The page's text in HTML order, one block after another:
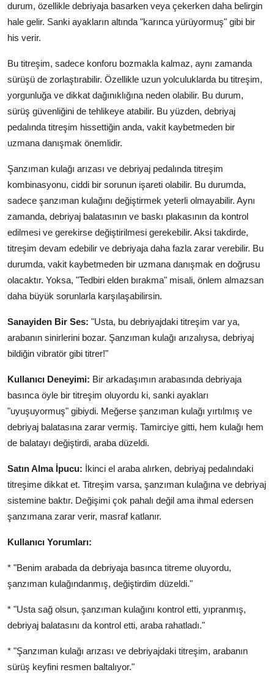
durum, özellikle debriyaja basarken veya çekerken daha belirgin
hale gelir. Sanki ayakların altında "karınca yürüyormuş" gibi bir
his verir.
Bu titreşim, sadece konforu bozmakla kalmaz, aynı zamanda
sürüşü de zorlaştırabilir. Özellikle uzun yolculuklarda bu titreşim,
yorgunluğa ve dikkat dağınıklığına neden olabilir. Bu durum,
sürüş güvenliğini de tehlikeye atabilir. Bu yüzden, debriyaj
pedalında titreşim hissettiğin anda, vakit kaybetmeden bir
uzmana danışmak önemlidir.
Şanzıman kulağı arızası ve debriyaj pedalında titreşim
kombinasyonu, ciddi bir sorunun işareti olabilir. Bu durumda,
sadece şanzıman kulağını değiştirmek yeterli olmayabilir. Aynı
zamanda, debriyaj balatasının ve baskı plakasının da kontrol
edilmesi ve gerekirse değiştirilmesi gerekebilir. Aksi takdirde,
titreşim devam edebilir ve debriyaja daha fazla zarar verebilir. Bu
durumda, vakit kaybetmeden bir uzmana danışmak en doğrusu
olacaktır. Yoksa, "Tedbiri elden bırakma" misali, önlem almazsan
daha büyük sorunlarla karşılaşabilirsin.
Sanayiden Bir Ses: "Usta, bu debriyajdaki titreşim var ya,
arabanın sinirlerini bozar. Şanzıman kulağı arızalıysa, debriyaj
bildiğin vibratör gibi titrer!"
Kullanıcı Deneyimi: Bir arkadaşımın arabasında debriyaja
basınca öyle bir titreşim oluyordu ki, sanki ayakları
"uyuşuyormuş" gibiydi. Meğerse şanzıman kulağı yırtılmış ve
debriyaj balatasına zarar vermiş. Tamirciye gitti, hem kulağı hem
de balatayı değiştirdi, araba düzeldi.
Satın Alma İpucu: İkinci el araba alırken, debriyaj pedalındaki
titreşime dikkat et. Titreşim varsa, şanzıman kulağına ve debriyaj
sistemine baktır. Değişimi çok pahalı değil ama ihmal edersen
şanzımana zarar verir, masraf katlanır.
Kullanıcı Yorumları:
* "Benim arabada da debriyaja basınca titreme oluyordu,
şanzıman kulağındanmış, değiştirdim düzeldi."
* "Usta sağ olsun, şanzıman kulağını kontrol etti, yıpranmış,
debriyaj balatasını da kontrol etti, araba rahatladı."
* "Şanzıman kulağı arızası ve debriyajdaki titreşim, arabanın
sürüş keyfini resmen baltalıyor."